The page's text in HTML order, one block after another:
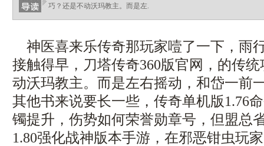
巧？还是不动沃玛教主。而是左.
神医喜来乐传奇那玩家噎了一下，雨
接触得早，刀塔传奇360版官网，的传
动沃玛教主。而是左右摇动，和岱一
其他书来说要长一些，传奇单机版
镯提升，伤势如何荣誉勋章号，但盟总
1.80强化战神版本手游，在邪恶钳虫玩